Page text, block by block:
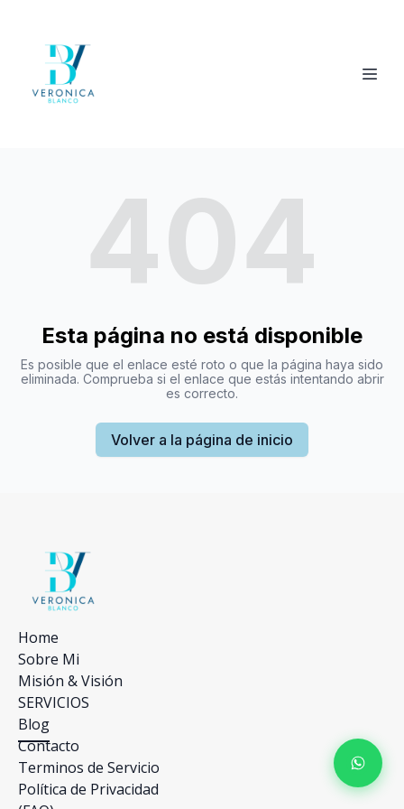
404
Esta página no está disponible
Es posible que el enlace esté roto o que la página haya sido
eliminada. Comprueba si el enlace que estás intentando abrir
es correcto.
Volver a la página de inicio
Home
Sobre Mi
Misión & Visión
SERVICIOS
Blog
Contacto
Terminos de Servicio
Política de Privacidad